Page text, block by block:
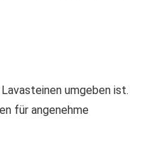
umgeben ist.
für angenehme